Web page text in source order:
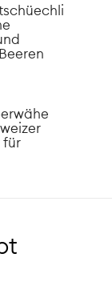
für